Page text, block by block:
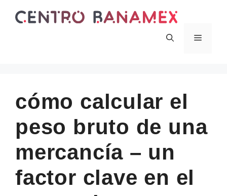
Menu
cómo calcular el
peso bruto de una
mercancía – un
factor clave en el